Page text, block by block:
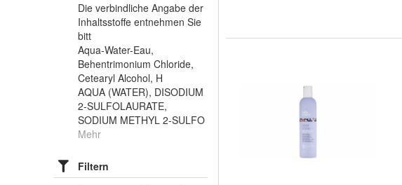
Die verbindliche Angabe der
Inhaltsstoffe entnehmen Sie
bitt
Aqua-Water-Eau,
Behentrimonium Chloride,
Cetearyl Alcohol, H
AQUA (WATER), DISODIUM
2-SULFOLAURATE,
SODIUM METHYL 2-SULFO
Mehr
Filtern